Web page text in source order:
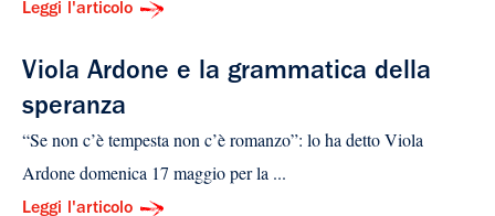
Leggi l'articolo
Viola Ardone e la grammatica della
speranza
“Se non c’è tempesta non c’è romanzo”: lo ha detto Viola
Ardone domenica 17 maggio per la ...
Leggi l'articolo